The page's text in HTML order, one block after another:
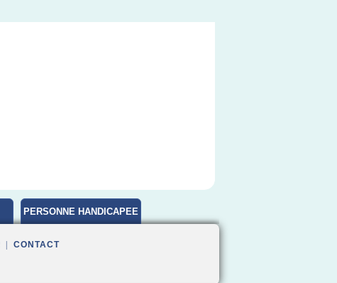
PERSONNE HANDICAPEE
CONTACT